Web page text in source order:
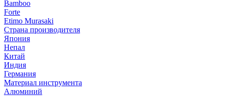
Bamboo
Forte
Etimo Murasaki
Страна производителя
Япония
Непал
Китай
Индия
Германия
Материал инструмента
Алюминий